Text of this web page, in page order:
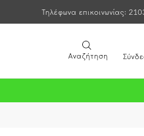
Τηλέφωνα επικοινωνίας:
Αναζήτηση